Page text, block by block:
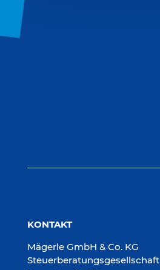
KONTAKT
Mägerle GmbH & Co. KG
Steuerberatungsgesellschaft